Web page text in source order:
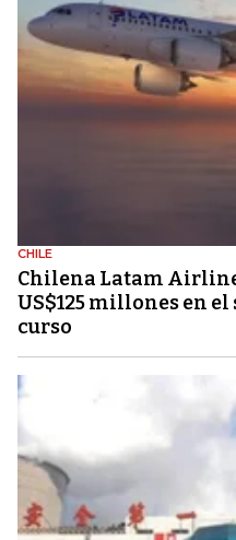
CHILE
Chilena Latam
US$125 millones en
curso